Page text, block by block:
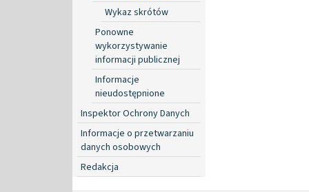
Wykaz skrótów
Ponowne
wykorzystywanie
informacji publicznej
Informacje
nieudostępnione
Inspektor Ochrony Danych
Informacje o przetwarzaniu
danych osobowych
Redakcja